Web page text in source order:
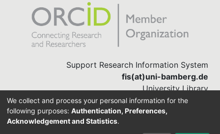
Support Research Information System
fis(at)uni-bamberg.de
University Library
(0951) 863-1568
We collect and process your personal information for the
following purposes: Authentication, Preferences,
Acknowledgement and Statistics.